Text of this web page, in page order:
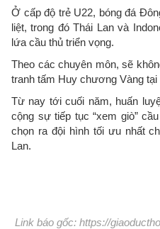
Ở cấp độ trẻ U22, bóng đá
liệt, trong đó Thái Lan và
lứa cầu thủ triển vọng.
Theo các chuyên môn, sẽ
tranh tấm Huy chương Vàng
Từ nay tới cuối năm, huấn
cộng sự tiếp tục “xem giò”
chọn ra đội hình tối ưu nhất
Lan.
Link báo gốc: https://